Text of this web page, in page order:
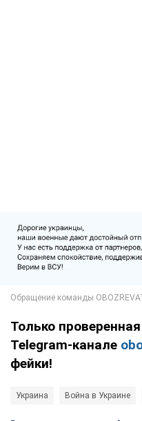
Только
Telegram-канале
фейки!
Украина Война в Украине